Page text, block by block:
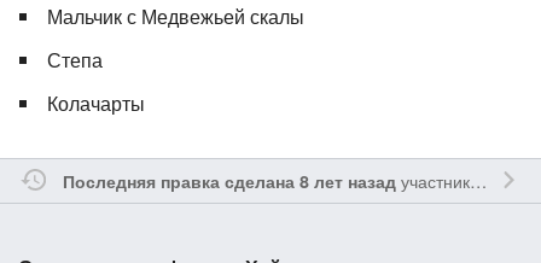
Мальчик с Медвежьей скалы
Степа
Колачарты
Последняя правка сделана 8 лет назадучастником